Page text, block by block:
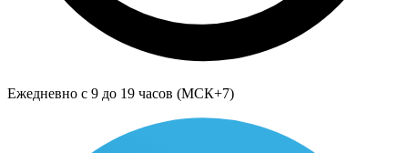
Ежедневно с 9 до 19 часов (МСК+7)